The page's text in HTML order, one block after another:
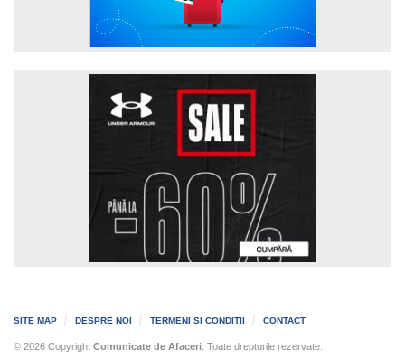
SITE MAP DESPRE NOI TERMENI SI CONDITII CONTACT
© 2026 Copyright Comunicate de Afaceri . Toate drepturile rezervate.